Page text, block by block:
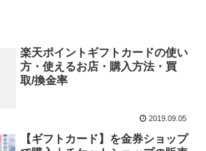
楽天ポイントギフトカードの使い
方・使えるお店・購入方法・買
取/換金率
2019.09.05
【ギフトカード】を金券ショップ